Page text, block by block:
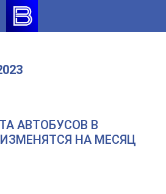
АВТОБУСОВ В
НА МЕСЯЦ